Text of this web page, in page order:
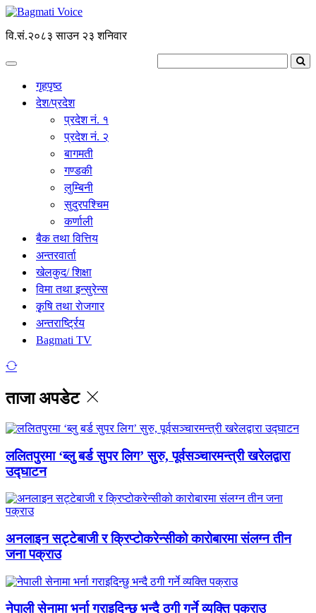
वि.सं.२०८३ साउन २३ शनिवार
गृहपृष्ठ
देश/प्रदेश
प्रदेश नं. १
प्रदेश नं. २
बागमती
गण्डकी
लुम्बिनी
सुदुरपश्चिम
कर्णाली
बैक तथा वित्तिय
अन्तरवार्ता
खेलकुद/ शिक्षा
विमा तथा इन्सुरेन्स
कृृषि तथा राेजगार
अन्तरार्ष्ट्रिय
Bagmati TV
ताजा अपडेट
ललितपुरमा ‘ब्लु बर्ड सुपर लिग’ सुरु, पूर्वसञ्चारमन्त्री खरेलद्वारा
उद्घाटन
अनलाइन सट्टेबाजी र क्रिप्टोकरेन्सीको कारोबारमा संलग्न तीन
जना पक्राउ
नेपाली सेनामा भर्ना गराइदिन्छु भन्दै ठगी गर्ने व्यक्ति पक्राउ